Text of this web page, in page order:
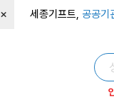
× 세종기프트, 공공기